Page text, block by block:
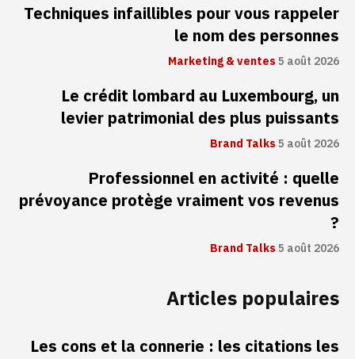
Techniques infaillibles pour vous rappeler
le nom des personnes
Marketing & ventes5 août 2026
Le crédit lombard au Luxembourg, un
levier patrimonial des plus puissants
Brand Talks5 août 2026
Professionnel en activité : quelle
prévoyance protège vraiment vos revenus
?
Brand Talks5 août 2026
Articles populaires
Les cons et la connerie : les citations les